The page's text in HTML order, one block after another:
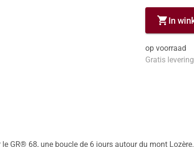
shopping_cartIn
op voorraad
Gratis
GR® 68, une boucle de 6 jours autour du mont